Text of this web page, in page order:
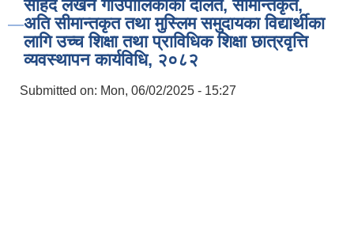
सहिद लखन गाउँपालिकाको दलित, सीमान्तकृत,
अति सीमान्तकृत तथा मुस्लिम समुदायका विद्यार्थीका
लागि उच्च शिक्षा तथा प्राविधिक शिक्षा छात्रवृत्ति
व्यवस्थापन कार्यविधि, २०८२
Submitted on: Mon, 06/02/2025 - 15:27